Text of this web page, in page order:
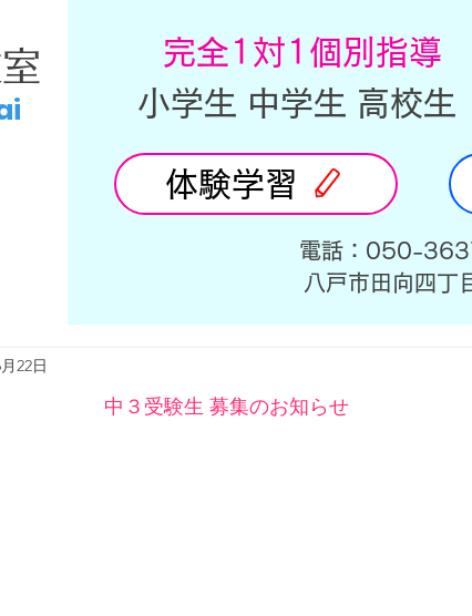
​完全1対1個別指導
小学生 中学生 高校生
体験学習
電話：050-
八戸市田向四丁
22日
中３受験生 募集のお知らせ